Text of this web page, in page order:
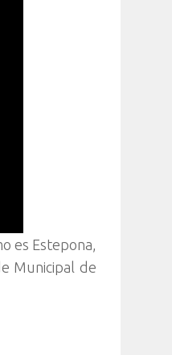
es Estepona,
Municipal de